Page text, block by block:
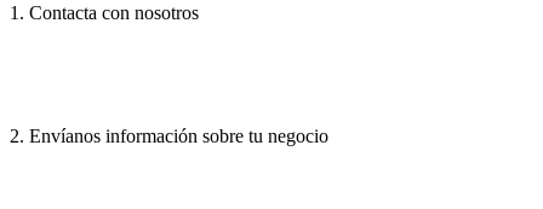
1. Contacta con nosotros
2. Envíanos información sobre tu negocio